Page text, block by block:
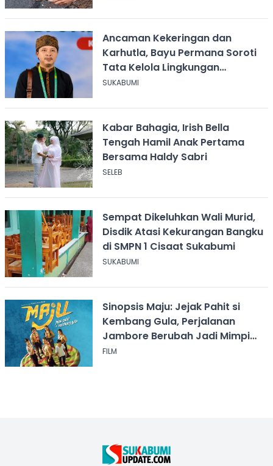
Ancaman Kekeringan dan
Karhutla, Bayu Permana Soroti
Tata Kelola Lingkungan
Sukabumi
SUKABUMI
Kabar Bahagia, Irish Bella
Tengah Hamil Anak Pertama
Bersama Haldy Sabri
SELEB
Sempat Dikeluhkan Wali Murid,
Disdik Atasi Kekurangan Bangku
di SMPN 1 Cisaat Sukabumi
SUKABUMI
Sinopsis Maju: Jejak Pahit si
Kembang Gula, Perjalanan
Jambore Berubah Jadi Mimpi
Buruk
FILM